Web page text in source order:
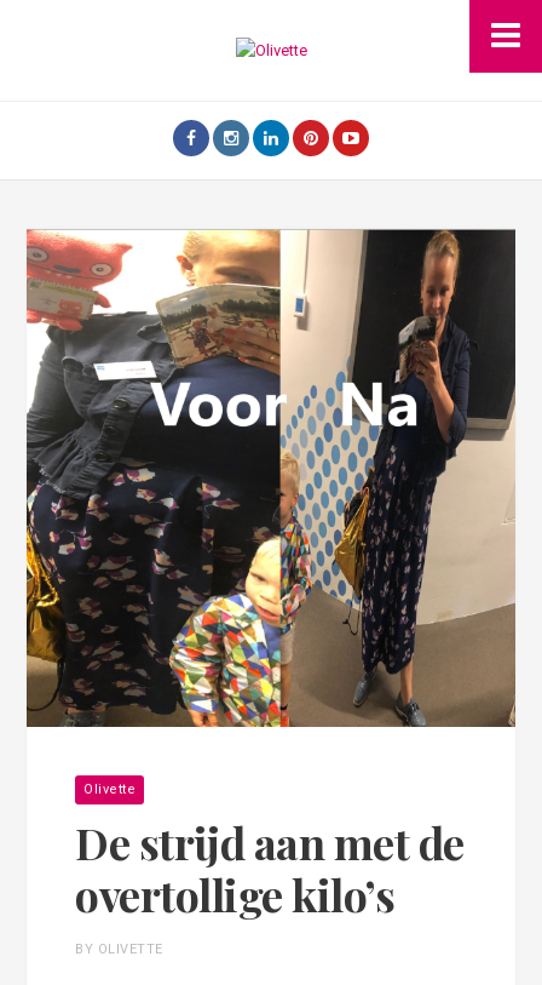
Olivette
De strijd aan met de
overtollige kilo’s
BY OLIVETTE